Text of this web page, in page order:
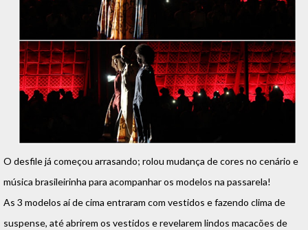
O desfile já começou arrasando; rolou mudança de cores no cenário e
música brasileirinha para acompanhar os modelos na passarela!
As 3 modelos aí de cima entraram com vestidos e fazendo clima de
suspense, até abrirem os vestidos e revelarem lindos macacões de